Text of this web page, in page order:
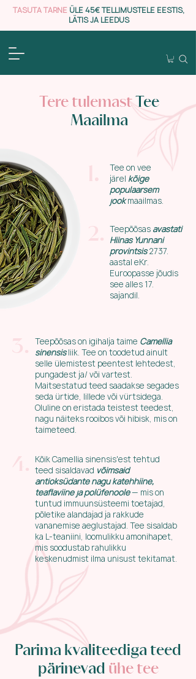
TASUTA TARNE ÜLE 45€ TELLIMUSTELE EESTIS,
LÄTIS JA LEEDUS
Tere tulemastTee
Maailma
Tee on vee
järel kõige
populaarsem
jookmaailmas.
Teepõõsas avastati
Hiinas Yunnani
provintsis2737.
aastal eKr.
Euroopasse jõudis
see alles 17.
sajandil.
1.
2.
3. Teepõõsas on igihalja taime Camellia
sinensisliik. Tee on toodetud ainult
selle ülemistest peentest lehtedest,
pungadest ja/ või vartest.
Maitsestatud teed saadakse segades
seda ürtide, lillede või vürtsidega.
Oluline on eristada teistest teedest,
nagu näiteks rooibos või hibisk, mis on
taimeteed.
4.
Kõik Camellia sinensis'est tehtud
teed sisaldavad võimsaid
antioksüdante nagu katehhiine,
teaflaviine ja polüfenoole— mis on
tuntud immuunsüsteemi toetajad,
põletike alandajad ja rakkude
vananemise aeglustajad. Tee sisaldab
ka L-teaniini, loomulikku amonihapet,
mis soodustab rahulikku
keskenudmist ilma unisust tekitamat.
Parima kvaliteediga teed
pärinevad ühe tee